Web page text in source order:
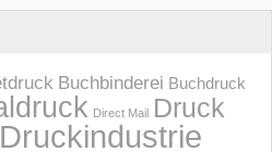
Buchbinderei Buchdruck
Direct Mail Druck
Druckindustrie